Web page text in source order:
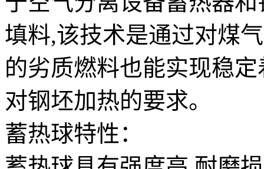
填料,该技术是通过对煤
的劣质燃料也能实现稳
对钢坯加热的要求。
蓄热球特性：